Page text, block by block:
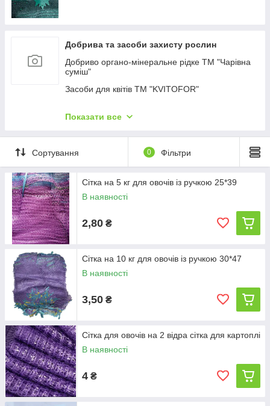
Приладдя до садової техніки
Акумуляторні тачки
Подрібнювачі пнів
Садовий інвентар
Аератори для газону
Мойки
Мотоблоки та мотокультиватори
Машини для порізування та колення дров із
конвеєром
Добрива та засоби захисту рослин
Добриво органо-мінеральне рідке ТМ "Чарівна
суміш"
Засоби для квітів ТМ "KVITOFOR"
Добриво мінеральне рідке ТМ "Stimul NPK"
Показати все
Сортування 0 Фільтри
Сітка на 5 кг для овочів із ручкою 25*39
В наявності
2,80 ₴
Сітка на 10 кг для овочів із ручкою 30*47
В наявності
3,50 ₴
Сітка для овочів на 2 відра сітка для картоплі
В наявності
4 ₴